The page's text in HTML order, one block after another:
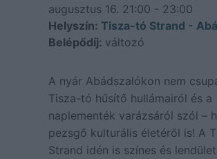
augusztus 16. 21:00 - 23:00
Helyszín: Tisza-tó Strand -
Belépődíj: változó
A nyár Abádszalókon nem
Tisza-tó hűsítő hullámairól és a
naplementék varázsáról szól –
pezsgő kulturális életéről is! A
Strand idén is színes és